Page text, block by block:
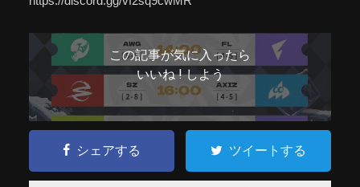
この記事が気に入ったら
いいね ! しよう
シェアする ツイートする